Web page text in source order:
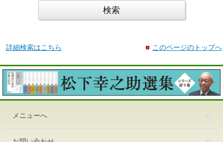
詳細検索はこちら このページのトップへ
メニューへ